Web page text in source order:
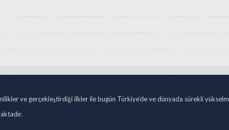
ve gerçekleştirdiği ilkler ile bugün Türkiye’de ve dünyada sürekli